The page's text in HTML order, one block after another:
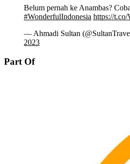
Belum pernah ke Anambas?
#WonderfulIndonesia https://
— Ahmadi Sultan
2023
Part Of